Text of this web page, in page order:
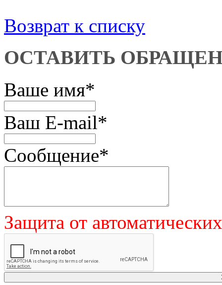
Возврат к списку
ОСТАВИТЬ
Ваше имя*
Ваш E-mail*
Сообщение*
Защита от